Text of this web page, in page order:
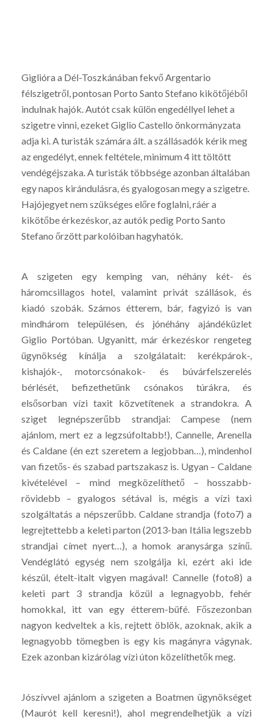
Giglióra a Dél-Toszkánában fekvő Argentario
félszigetről, pontosan Porto Santo Stefano kikötőjéből
indulnak hajók. Autót csak külön engedéllyel lehet a
szigetre vinni, ezeket Giglio Castello önkormányzata
adja ki. A turisták számára ált. a szállásadók kérik meg
az engedélyt, ennek feltétele, minimum 4 itt töltött
vendégéjszaka. A turisták többsége azonban általában
egy napos kirándulásra, és gyalogosan megy a szigetre.
Hajójegyet nem szükséges előre foglalni, ráér a
kikötőbe érkezéskor, az autók pedig Porto Santo
Stefano őrzött parkolóiban hagyhatók.
A szigeten egy kemping van, néhány két- és
háromcsillagos hotel, valamint privát szállások, és
kiadó szobák. Számos étterem, bár, fagyizó is van
mindhárom településen, és jónéhány ajándéküzlet
Giglio Portóban. Ugyanitt, már érkezéskor rengeteg
ügynökség kínálja a szolgálatait: kerékpárok-,
kishajók-, motorcsónakok- és búvárfelszerelés
bérlését, befizethetünk csónakos túrákra, és
elsősorban vízi taxit közvetítenek a strandokra. A
sziget legnépszerűbb strandjai: Campese (nem
ajánlom, mert ez a legzsúfoltabb!), Cannelle, Arenella
és Caldane (én ezt szeretem a legjobban…), mindenhol
van fizetős- és szabad partszakasz is. Ugyan – Caldane
kivételével – mind megközelíthető – hosszabb-
rövidebb – gyalogos sétával is, mégis a vízi taxi
szolgáltatás a népszerűbb. Caldane strandja (foto7) a
legrejtettebb a keleti parton (2013-ban Itália legszebb
strandjai címet nyert…), a homok aranysárga színű.
Vendéglátó egység nem szolgálja ki, ezért aki ide
készül, ételt-italt vigyen magával! Cannelle (foto8) a
keleti part 3 strandja közül a legnagyobb, fehér
homokkal, itt van egy étterem-büfé. Főszezonban
nagyon kedveltek a kis, rejtett öblök, azoknak, akik a
legnagyobb tömegben is egy kis magányra vágynak.
Ezek azonban kizárólag vízi úton közelíthetők meg.
Jószívvel ajánlom a szigeten a Boatmen ügynökséget
(Maurót kell keresni!), ahol megrendelhetjük a vízi